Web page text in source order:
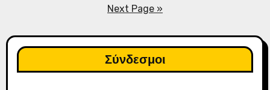
Next Page »
Σύνδεσμοι